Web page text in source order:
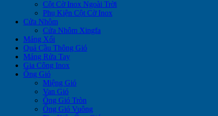
Cột Cờ Inox Ngoài Trời
Phụ Kiện Cột Cờ Inox
Cửa Nhôm
Cửa Nhôm Xingfa
Máng Xối
Quả Cầu Thông Gió
Máng Rửa Tay
Gia Công Inox
Ống Gió
Miệng Gió
Van Gió
Ống Gió Tròn
Ống Gió Vuông